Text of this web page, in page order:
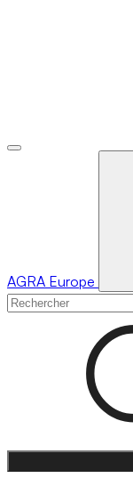
AGRA Europe